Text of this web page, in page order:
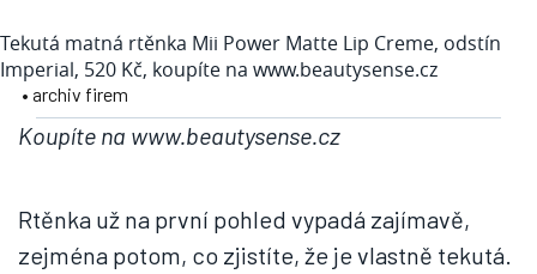
Tekutá matná rtěnka Mii Power Matte Lip Creme, odstín
Imperial, 520 Kč, koupíte na www.beautysense.cz
• archiv firem
Koupíte na www.beautysense.cz
Rtěnka už na první pohled vypadá zajímavě,
zejména potom, co zjistíte, že je vlastně tekutá.